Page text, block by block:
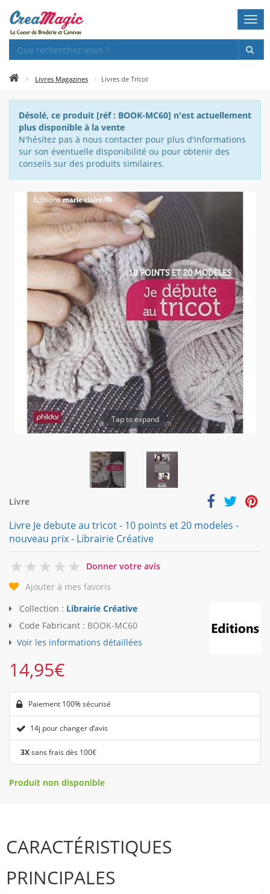
Livres Magazines Livres de Tricot
Désolé, ce produit [réf : BOOK-MC60] n'est actuellement
plus disponible à la vente
N'hésitez pas à nous contacter pour plus d'informations
sur son éventuelle disponibilité ou pour obtenir des
conseils sur des produits similaires.
Tap to expand
Livre
Livre Je debute au tricot - 10 points et 20 modeles -
nouveau prix - Librairie Créative
0
Donner votre avis
Ajouter à mes favoris
Collection : Librairie Créative
Code Fabricant : BOOK-MC60
Voir les informations détaillées
14,95€
Paiement 100% sécurisé
14j pour changer d’avis
3Xsans frais dès 100€
Produit non disponible
CARACTÉRISTIQUES
PRINCIPALES